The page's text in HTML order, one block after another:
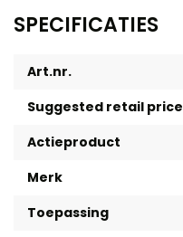
SPECIFICATIES
Art.nr.
Suggested retail price
Actieproduct
Merk
Toepassing